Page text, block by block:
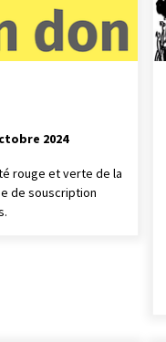
2024
rouge et verte de la
de souscription